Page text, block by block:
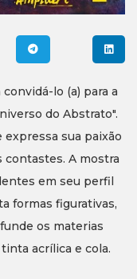
lo (a) para a
do Abstrato".
sua paixão
A mostra
em seu perfil
formas figurativas,
os materias
acrílica e cola.